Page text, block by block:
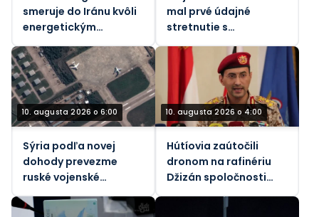
smeruje do Iránu kvôli
energetickým
Hormuzskému regiónu
mal prvé údajné
stretnutie s
10. augusta 2026 o 6:00
Sýria podľa novej
dohody prevezme
ruské vojenské
základne
10. augusta 2026 o 4:00
Hútíovia zaútočili
dronom na rafinériu
Džizán spoločnosti
Saudi Aramco